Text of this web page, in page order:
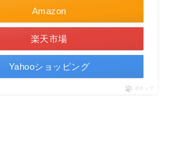
Amazon
楽天市場
Yahooショッピング
ポチップ